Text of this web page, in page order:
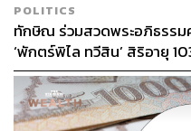
POLITICS
ทักษิณ ร่วมสวดพระอภิธรรม
‘พักตร์พิไล ทวีสิน’ สิริอายุ
หลากวงการร่วมอาลัย